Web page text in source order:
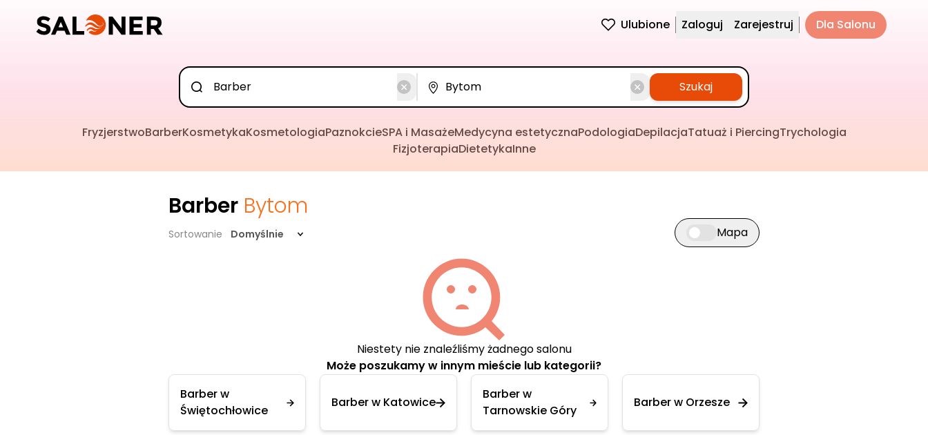
Ulubione Zaloguj Zarejestruj Dla Salonu
Szukaj
FryzjerstwoBarberKosmetykaKosmetologiaPaznokcieSPA i MasażeMedycyna estetycznaPodologiaDepilacjaTatuaż i PiercingTrychologia
FizjoterapiaDietetykaInne
Barber Bytom
Sortowanie Domyślnie Przełącz widok mapy
Mapa
Niestety nie znaleźliśmy żadnego salonu
Może poszukamy w innym mieście lub kategorii?
Barber w
Świętochłowice
Barber w Katowice
Barber w
Tarnowskie Góry
Barber w Orzesze